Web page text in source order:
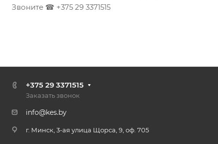
Звоните ☎ +375 29 3371515
+375 29 3371515
Заказать звонок
info@kes.by
г. Минск, 3-ая улица Щорса, 9, оф. 705